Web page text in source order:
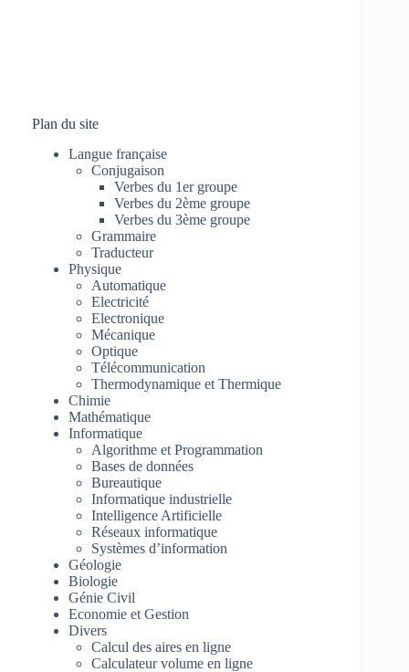
Plan du site
Langue française
Conjugaison
Verbes du 1er groupe
Verbes du 2ème groupe
Verbes du 3ème groupe
Grammaire
Traducteur
Physique
Automatique
Electricité
Electronique
Mécanique
Optique
Télécommunication
Thermodynamique et Thermique
Chimie
Mathématique
Informatique
Algorithme et Programmation
Bases de données
Bureautique
Informatique industrielle
Intelligence Artificielle
Réseaux informatique
Systèmes d’information
Géologie
Biologie
Génie Civil
Economie et Gestion
Divers
Calcul des aires en ligne
Calculateur volume en ligne